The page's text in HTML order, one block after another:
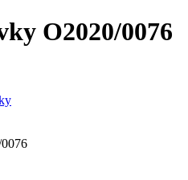
O2020/0076